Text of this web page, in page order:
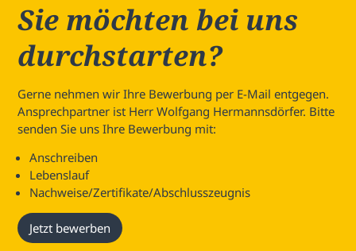
Sie möchten bei uns
durchstarten?
Gerne nehmen wir Ihre Bewerbung per E-Mail entgegen.
Ansprechpartner ist Herr Wolfgang Hermannsdörfer. Bitte
senden Sie uns Ihre Bewerbung mit:
Anschreiben
Lebenslauf
Nachweise/Zertifikate/Abschlusszeugnis
Jetzt bewerben